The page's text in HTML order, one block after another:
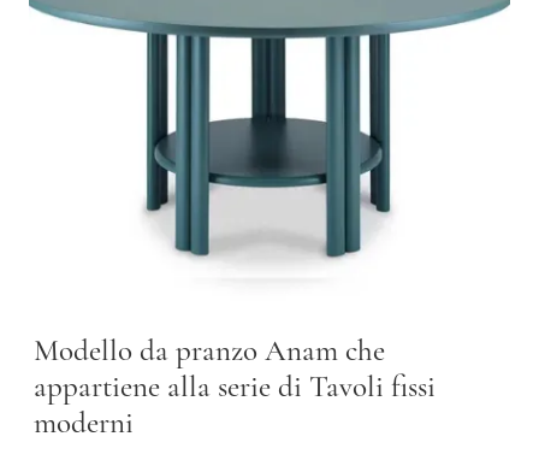
Modello da pranzo Anam che
appartiene alla serie di Tavoli fissi
moderni